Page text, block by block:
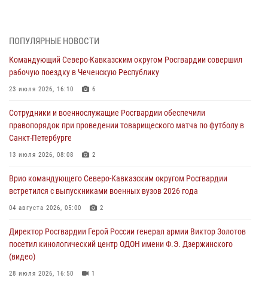
Росгвардии (видео)
07 августа 2026, 12:20
ветераны военной контрразведки почтили память Николая
Кузнецова
07 августа 2026, 12:00
выпуска «Легенды армии с Александром Маршалом»
07 августа 2026, 12:00
Смольного собора в Санкт-Петербурге (видео)
3 1
ПОПУЛЯРНЫЕ НОВОСТИ
Командующий Северо-Кавказским округом Росгвардии совершил
рабочую поездку в Чеченскую Республику
23 июля 2026, 16:10 6
Сотрудники и военнослужащие Росгвардии обеспечили
правопорядок при проведении товарищеского матча по футболу в
Санкт-Петербурге
13 июля 2026, 08:08 2
Врио командующего Северо-Кавказским округом Росгвардии
встретился с выпускниками военных вузов 2026 года
04 августа 2026, 05:00 2
Директор Росгвардии Герой России генерал армии Виктор Золотов
посетил кинологический центр ОДОН имени Ф.Э. Дзержинского
(видео)
28 июля 2026, 16:50 1